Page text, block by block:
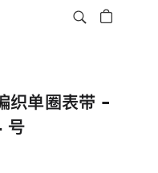
单圈表带 -
号